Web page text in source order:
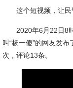
这个短视频，让民
2020年6月22日8时
叫“杨一傻”的网友发布
次，评论13条。